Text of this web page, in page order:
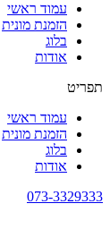
עמוד ראשי
הזמנת מונית
בלוג
אודות
תפריט
עמוד ראשי
הזמנת מונית
בלוג
אודות
073-3329333